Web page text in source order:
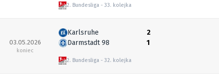
2. Bundesliga 33. kolejka
03.05.2026
koniec
Karlsruhe
Darmstadt 98
2. Bundesliga 32. kolejka
2
1